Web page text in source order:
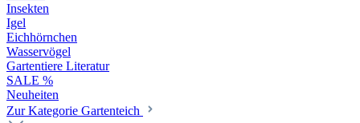
Insekten
Igel
Eichhörnchen
Wasservögel
Gartentiere Literatur
SALE %
Neuheiten
Zur Kategorie Gartenteich